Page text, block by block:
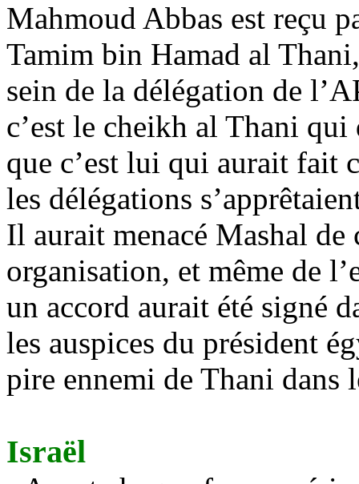
Mahmoud Abbas est reçu
Tamim bin Hamad al
sein de la délégation de
c’est le cheikh al Thani qui
que c’est lui qui aurait fait
les délégations
Il aurait menacé Mashal de
organisation, et même de
un accord aurait été signé
les auspices du président
pire ennemi de Thani
Israël